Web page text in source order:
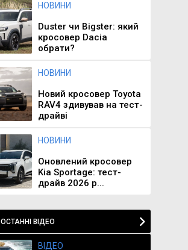
НОВИНИ
Duster чи Bigster: який
кросовер Dacia
обрати?
НОВИНИ
Новий кросовер Toyota
RAV4 здивував на тест-
драйві
НОВИНИ
Оновлений кросовер
Kia Sportage: тест-
драйв 2026 р...
ОСТАННІ ВІДЕО
ВІДЕО